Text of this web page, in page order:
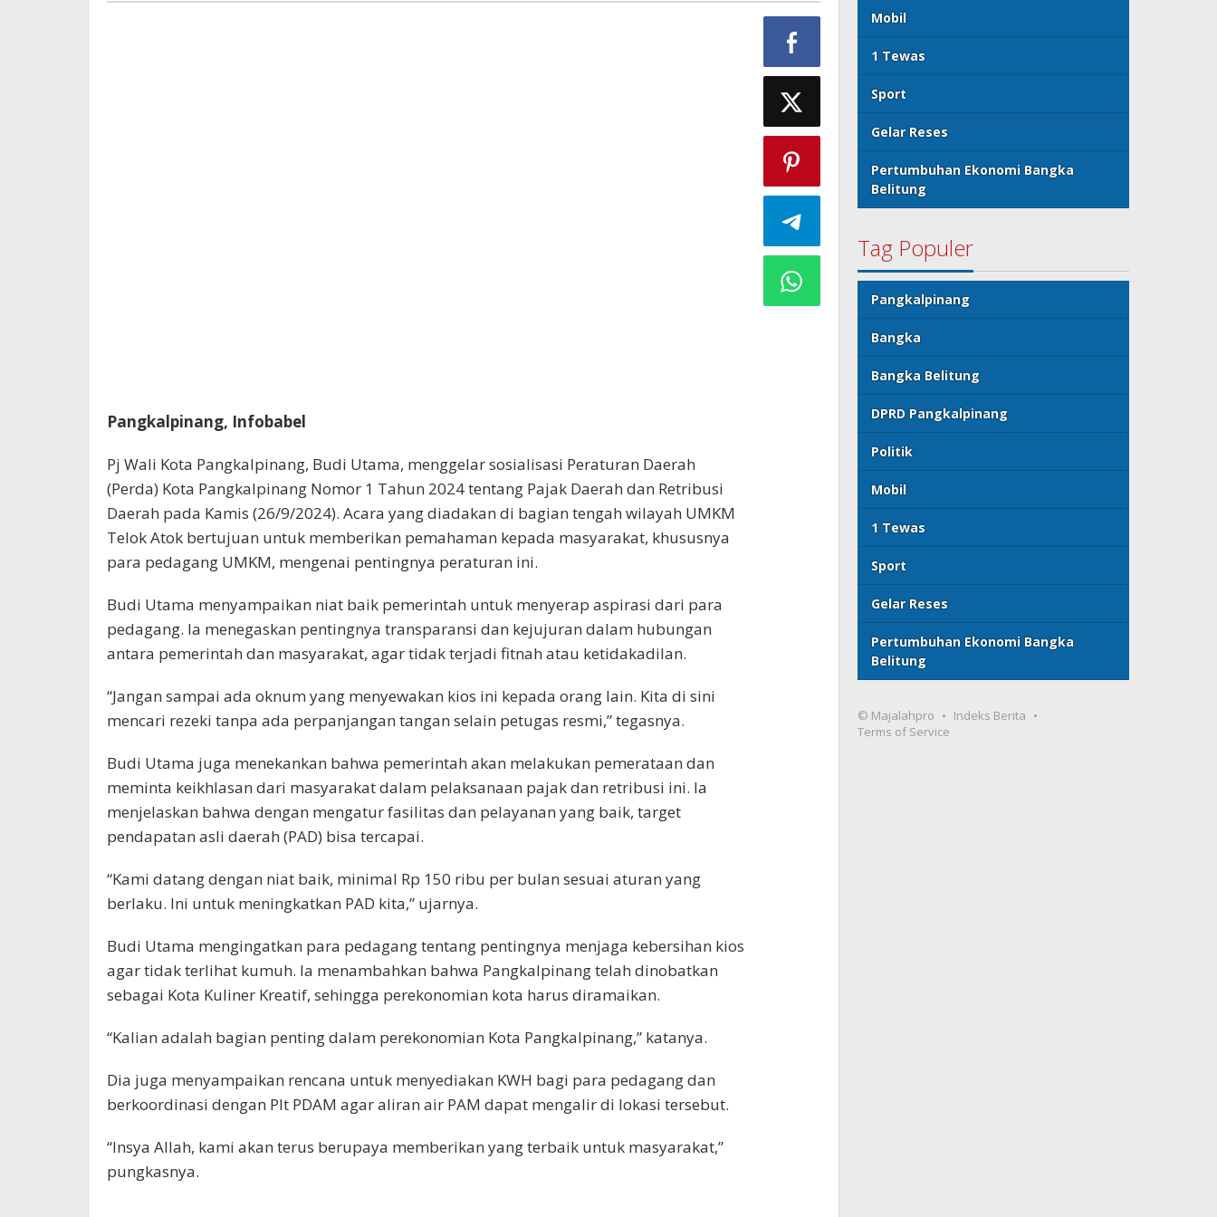
Pangkalpinang, Infobabel
Pj Wali Kota Pangkalpinang, Budi Utama, menggelar sosialisasi Peraturan Daerah
(Perda) Kota Pangkalpinang Nomor 1 Tahun 2024 tentang Pajak Daerah dan Retribusi
Daerah pada Kamis (26/9/2024). Acara yang diadakan di bagian tengah wilayah UMKM
Telok Atok bertujuan untuk memberikan pemahaman kepada masyarakat, khususnya
para pedagang UMKM, mengenai pentingnya peraturan ini.
Budi Utama menyampaikan niat baik pemerintah untuk menyerap aspirasi dari para
pedagang. Ia menegaskan pentingnya transparansi dan kejujuran dalam hubungan
antara pemerintah dan masyarakat, agar tidak terjadi fitnah atau ketidakadilan.
“Jangan sampai ada oknum yang menyewakan kios ini kepada orang lain. Kita di sini
mencari rezeki tanpa ada perpanjangan tangan selain petugas resmi,” tegasnya.
Budi Utama juga menekankan bahwa pemerintah akan melakukan pemerataan dan
meminta keikhlasan dari masyarakat dalam pelaksanaan pajak dan retribusi ini. Ia
menjelaskan bahwa dengan mengatur fasilitas dan pelayanan yang baik, target
pendapatan asli daerah (PAD) bisa tercapai.
“Kami datang dengan niat baik, minimal Rp 150 ribu per bulan sesuai aturan yang
berlaku. Ini untuk meningkatkan PAD kita,” ujarnya.
Budi Utama mengingatkan para pedagang tentang pentingnya menjaga kebersihan kios
agar tidak terlihat kumuh. Ia menambahkan bahwa Pangkalpinang telah dinobatkan
sebagai Kota Kuliner Kreatif, sehingga perekonomian kota harus diramaikan.
“Kalian adalah bagian penting dalam perekonomian Kota Pangkalpinang,” katanya.
Dia juga menyampaikan rencana untuk menyediakan KWH bagi para pedagang dan
berkoordinasi dengan Plt PDAM agar aliran air PAM dapat mengalir di lokasi tersebut.
“Insya Allah, kami akan terus berupaya memberikan yang terbaik untuk masyarakat,”
pungkasnya.
Mobil
1 Tewas
Sport
Gelar Reses
Pertumbuhan Ekonomi Bangka
Belitung
Tag Populer
Pangkalpinang
Bangka
Bangka Belitung
DPRD Pangkalpinang
Politik
Mobil
1 Tewas
Sport
Gelar Reses
Pertumbuhan Ekonomi Bangka
Belitung
© Majalahpro
Indeks Berita
Terms of Service